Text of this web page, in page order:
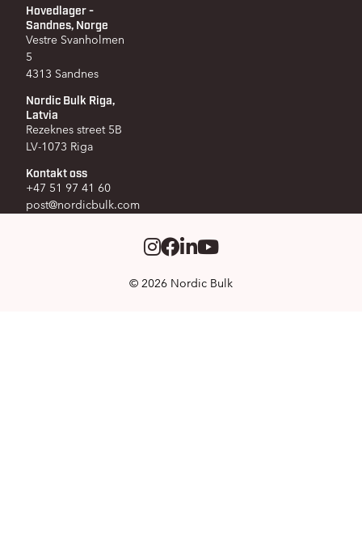
Hovedlager -
Sandnes, Norge
Vestre Svanholmen
5
4313 Sandnes
Nordic Bulk Riga,
Latvia
Rezeknes street 5B
LV-1073 Riga
Kontakt oss
+47 51 97 41 60
post@nordicbulk.com
Instagram
Facebook
LinkedIm
Youtube
© 2026 Nordic Bulk